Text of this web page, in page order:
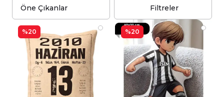
Filtreler
%20 %20